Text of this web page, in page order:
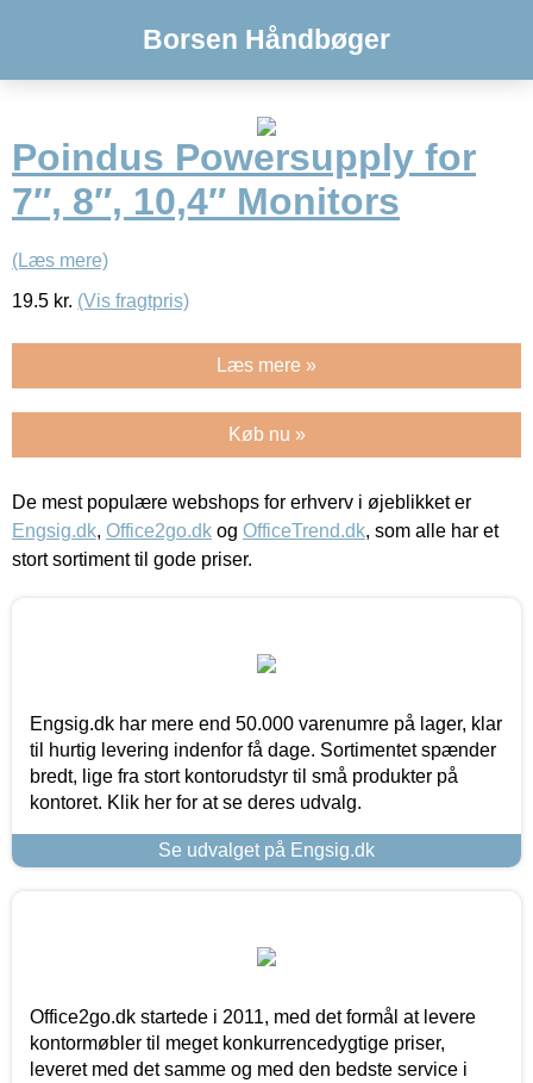
Borsen Håndbøger
Poindus Powersupply for
7″, 8″, 10,4″ Monitors
(Læs mere)
19.5 kr. (Vis fragtpris)
Læs mere »
Køb nu »
De mest populære webshops for erhverv i øjeblikket er
Engsig.dk, Office2go.dk og OfficeTrend.dk, som alle har et
stort sortiment til gode priser.
Engsig.dk har mere end 50.000 varenumre på lager, klar
til hurtig levering indenfor få dage. Sortimentet spænder
bredt, lige fra stort kontorudstyr til små produkter på
kontoret. Klik her for at se deres udvalg.
Se udvalget på Engsig.dk
Office2go.dk startede i 2011, med det formål at levere
kontormøbler til meget konkurrencedygtige priser,
leveret med det samme og med den bedste service i